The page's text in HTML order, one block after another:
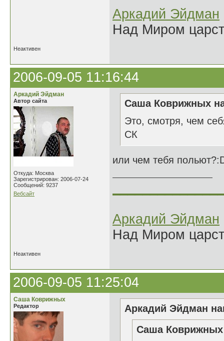
Аркадий Эйдман
Над Миром
Неактивен
2006-09-05 11:16:44
Аркадий Эйдман
Автор сайта
Откуда: Москва
Зарегистрирован: 2006-07-24
Сообщений: 9237
Вебсайт
Саша Коврижных
Это, смотря, чем
СК
или чем тебя
Аркадий Эйдман
Над Миром
Неактивен
2006-09-05 11:25:04
Саша Коврижных
Редактор
Аркадий Эйдман
Саша Коврижных